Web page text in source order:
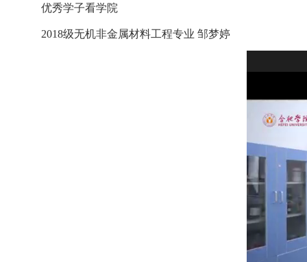
优秀学子看学院
2018级无机非金属材料工程专业 邹梦婷